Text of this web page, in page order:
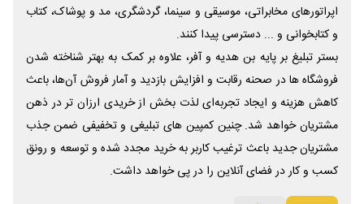
اپراتورهای مخابراتی، موسیقی و سینما، گردشگری، مد و پوشاک، کتاب
و کتابخوانی و ... دسترسی پیدا کنند.
بستر تبلیغ بر پایه بن هدیه و آفر، علاوه بر کمک به بهتر شناخته شدن
فروشگاه ها در صحنه رقابت و افزایش بازدید و آمار فروش آن‌ها، باعث
کاهش هزینه و ایجاد تجربه‌ای لذت بخش از خریدی ارزان تر در ذهن
مشتریان خواهد شد. چنین کمپین های تبلیغی و تخفیفی ضمن جذب
مشتریان جدید باعث ترغیب کاربر به خرید مجدد شده و توسعه و رونق
کسب و کار در فضای آنلاین را در پی خواهد داشت.